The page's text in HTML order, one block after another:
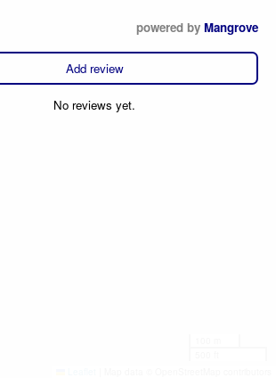
powered by Mangrove
Add review
No reviews yet.